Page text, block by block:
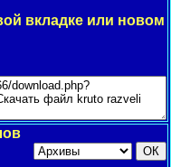
вкладке или новом